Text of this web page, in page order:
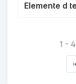
Elemente d
1 -